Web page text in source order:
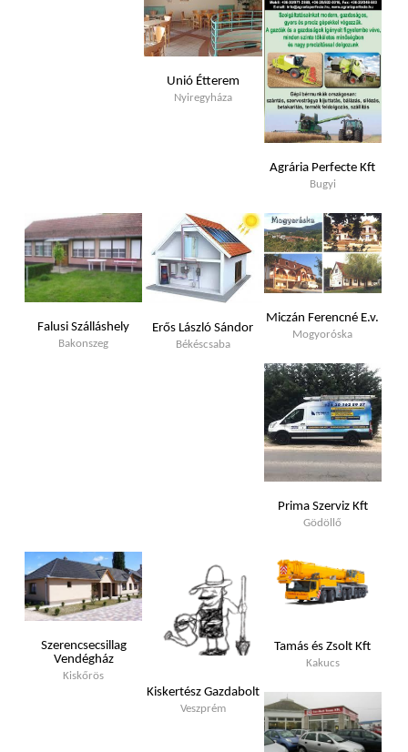
Unió Étterem
Nyiregyháza
Agrária Perfecte Kft
Bugyi
Falusi Szálláshely
Bakonszeg
Erős László Sándor
Békéscsaba
Miczán Ferencné E.v.
Mogyoróska
Prima Szerviz Kft
Gödöllő
Szerencsecsillag
Vendégház
Kiskőrös
Kiskertész Gazdabolt
Veszprém
Tamás és Zsolt Kft
Kakucs